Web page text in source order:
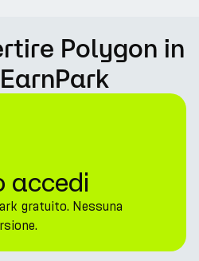
Polygon in
accedi
gratuito. Nessuna